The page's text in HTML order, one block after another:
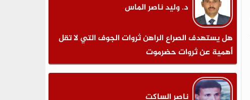
د. وليد ناصر الماس
هل يستهدف الصراع الراهن ثروات الجوف التي لا تقل
أهمية عن ثروات حضرموت
ناصر الساكت